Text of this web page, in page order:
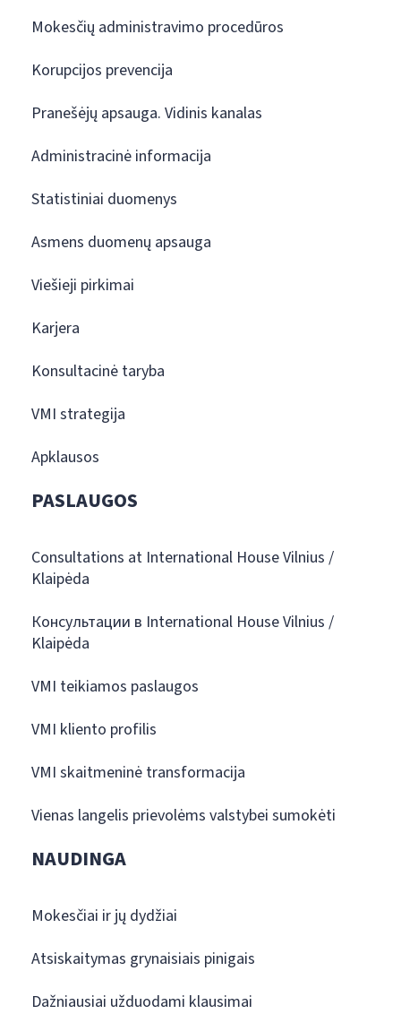
Mokesčių administravimo procedūros
Korupcijos prevencija
Pranešėjų apsauga. Vidinis kanalas
Administracinė informacija
Statistiniai duomenys
Asmens duomenų apsauga
Viešieji pirkimai
Karjera
Konsultacinė taryba
VMI strategija
Apklausos
PASLAUGOS
Consultations at International House Vilnius /
Klaipėda
Консультации в International House Vilnius /
Klaipėda
VMI teikiamos paslaugos
VMI kliento profilis
VMI skaitmeninė transformacija
Vienas langelis prievolėms valstybei sumokėti
NAUDINGA
Mokesčiai ir jų dydžiai
Atsiskaitymas grynaisiais pinigais
Dažniausiai užduodami klausimai